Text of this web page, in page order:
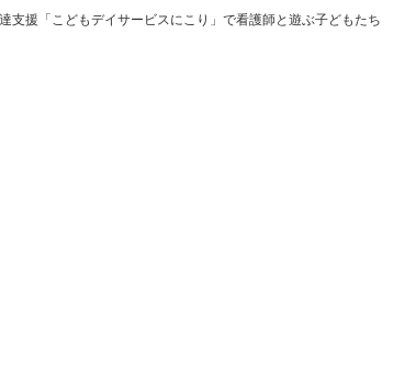
支援「こどもデイサービスにこり」で看護師と遊ぶ子どもたち